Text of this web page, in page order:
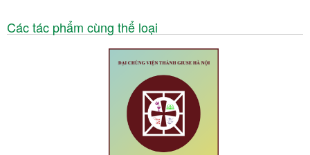
Các tác phẩm cùng thể loại